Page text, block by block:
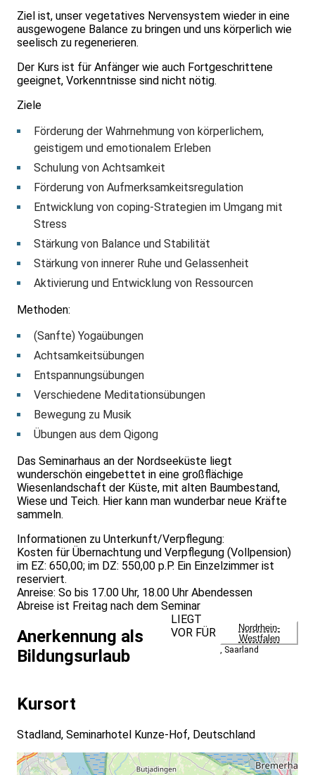
Ziel ist, unser vegetatives Nervensystem wieder in eine
ausgewogene Balance zu bringen und uns körperlich wie
seelisch zu regenerieren.
Der Kurs ist für Anfänger wie auch Fortgeschrittene
geeignet, Vorkenntnisse sind nicht nötig.
Ziele
Förderung der Wahrnehmung von körperlichem,
geistigem und emotionalem Erleben
Schulung von Achtsamkeit
Förderung von Aufmerksamkeitsregulation
Entwicklung von coping-Strategien im Umgang mit
Stress
Stärkung von Balance und Stabilität
Stärkung von innerer Ruhe und Gelassenheit
Aktivierung und Entwicklung von Ressourcen
Methoden:
(Sanfte) Yogaübungen
Achtsamkeitsübungen
Entspannungsübungen
Verschiedene Meditationsübungen
Bewegung zu Musik
Übungen aus dem Qigong
Das Seminarhaus an der Nordseeküste liegt
wunderschön eingebettet in eine großflächige
Wiesenlandschaft der Küste, mit alten Baumbestand,
Wiese und Teich. Hier kann man wunderbar neue Kräfte
sammeln.
Informationen zu Unterkunft/Verpflegung:
Kosten für Übernachtung und Verpflegung (Vollpension)
im EZ: 650,00; im DZ: 550,00 p.P. Ein Einzelzimmer ist
reserviert.
Anreise: So bis 17.00 Uhr, 18.00 Uhr Abendessen
Abreise ist Freitag nach dem Seminar
Anerkennung als
Bildungsurlaub
LIEGT
VOR FÜR
Nordrhein-
Westfalen
, Saarland
Kursort
Stadland, Seminarhotel Kunze-Hof, Deutschland